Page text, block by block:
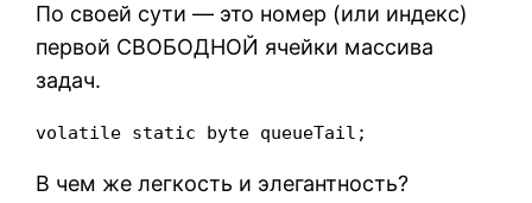
По своей сути — это номер (или индекс)
первой СВОБОДНОЙ ячейки массива
задач.
volatile static byte queueTail;
В чем же легкость и элегантность?